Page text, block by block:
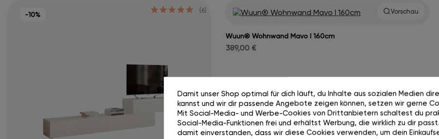
-10% (6) Vorschau
Wuun® Wohnwand Mavo I 160cm
389,00 €
Damit unser Shop optimal für dich läuft, du Inhalte aus sozialen Medien
kannst und wir dir passende Angebote zeigen können, setzen wir gerne
Mit Social-Media- und Werbe-Cookies von Drittanbietern schaltest du
Social-Media-Funktionen frei und erhältst Werbung, die wirklich zu dir
damit einverstanden, dass wir diese Cookies verwenden, um dein